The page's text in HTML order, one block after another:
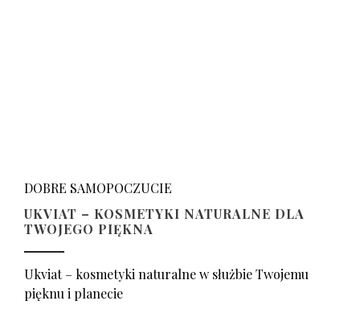
DOBRE SAMOPOCZUCIE
UKVIAT – KOSMETYKI NATURALNE DLA
TWOJEGO PIĘKNA
Ukviat – kosmetyki naturalne w służbie Twojemu
pięknu i planecie